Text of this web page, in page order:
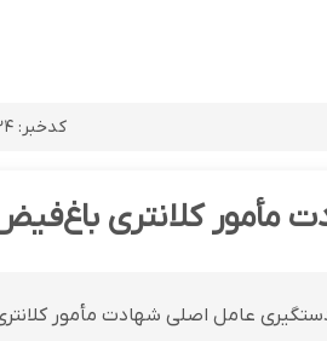
کدخبر:
مأمور کلانتری
عامل اصلی شهادت مأمور